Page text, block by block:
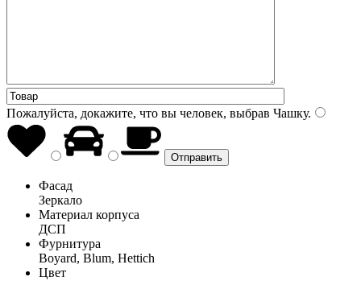
Пожалуйста, докажите, что вы человек, выбрав Чашку.
Фасад
Зеркало
Материал корпуса
ДСП
Фурнитура
Boyard, Blum, Hettich
Цвет